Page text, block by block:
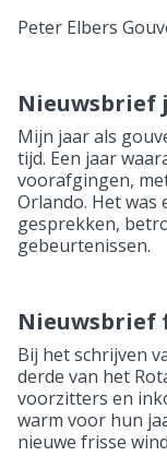
Peter Elbers
Nieuwsbrief
Mijn jaar als
tijd. Een jaar
voorafgingen,
Orlando. Het
gesprekken,
gebeurtenissen.
Nieuwsbrief
Bij het schrijven
derde van het
voorzitters en
warm voor hun
nieuwe frisse